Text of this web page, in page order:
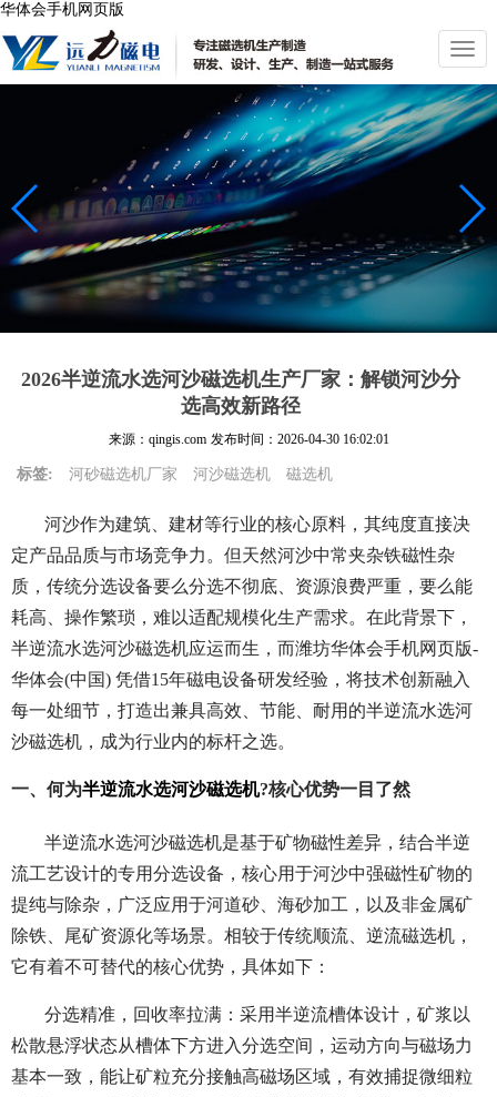
华体会手机网页版
切
换
导
航
2026半逆流水选河沙磁选机生产厂家：解锁河沙分
选高效新路径
来源：qingis.com 发布时间： 2026-04-30 16:02:01
标签: 河砂磁选机厂家 河沙磁选机 磁选机
河沙作为建筑、建材等行业的核心原料，其纯度直接决
定产品品质与市场竞争力。但天然河沙中常夹杂铁磁性杂
质，传统分选设备要么分选不彻底、资源浪费严重，要么能
耗高、操作繁琐，难以适配规模化生产需求。在此背景下，
半逆流水选河沙磁选机应运而生，而潍坊华体会手机网页版-
华体会(中国) 凭借15年磁电设备研发经验，将技术创新融入
每一处细节，打造出兼具高效、节能、耐用的半逆流水选河
沙磁选机，成为行业内的标杆之选。
一、何为半逆流水选河沙磁选机?核心优势一目了然
半逆流水选河沙磁选机是基于矿物磁性差异，结合半逆
流工艺设计的专用分选设备，核心用于河沙中强磁性矿物的
提纯与除杂，广泛应用于河道砂、海砂加工，以及非金属矿
除铁、尾矿资源化等场景。相较于传统顺流、逆流磁选机，
它有着不可替代的核心优势，具体如下：
分选精准，回收率拉满：采用半逆流槽体设计，矿浆以
松散悬浮状态从槽体下方进入分选空间，运动方向与磁场力
基本一致，能让矿粒充分接触高磁场区域，有效捕捉微细粒